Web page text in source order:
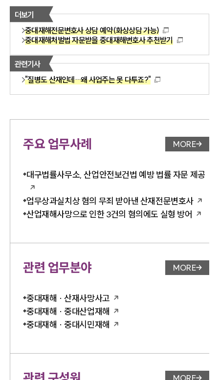
더보기
중대재해전문변호사 상담 예약(화상상담 가능)
중대재해처벌법 자문받을 중대재해변호사 추천받기
관련기사
"질병도 산재인데…왜 사업주는 못 다투죠?"
주요 업무사례 업무사례
MORE
대구법률사무소, 산업안전보건법 예방 법률 자문 제공
업무상과실치상 혐의 무죄 받아낸 산재전문변호사
산업재해사망으로 인한 3건의 혐의에도 실형 방어
관련 업무분야 업무분야
MORE
중대재해 · 산재사망사고
중대재해 · 중대산업재해
중대재해 · 중대시민재해
MORE